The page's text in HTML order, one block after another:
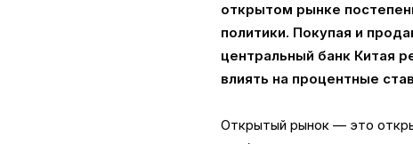
открытом рынке
политики. Покупая и
центральный банк Китая
влиять на процентные
Открытый рынок — это